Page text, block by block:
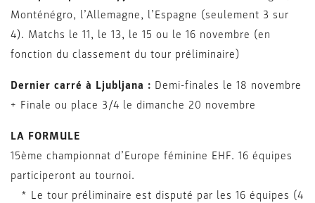
Monténégro, l’Allemagne, l’Espagne (seulement 3 sur
4). Matchs le 11, le 13, le 15 ou le 16 novembre (en
fonction du classement du tour préliminaire)
Dernier carré à Ljubljana : Demi-finales le 18 novembre
+ Finale ou place 3/4 le dimanche 20 novembre
LA FORMULE
15ème championnat d’Europe féminine EHF. 16 équipes
participeront au tournoi.
* Le tour préliminaire est disputé par les 16 équipes (4